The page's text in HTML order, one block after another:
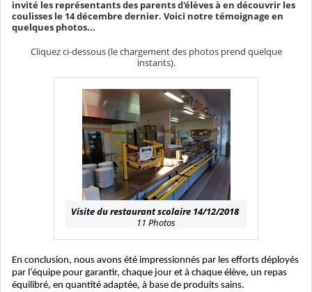
invité les représentants des parents d'élèves à en découvrir les
coulisses le 14 décembre dernier. Voici notre témoignage en
quelques photos...
Cliquez ci-dessous (le chargement des photos prend quelque
instants).
Visite du restaurant scolaire 14/12/2018
11 Photos
En conclusion, nous avons été impressionnés par les efforts déployés
par l’équipe pour garantir, chaque jour et à chaque élève, un repas
équilibré, en quantité adaptée, à base de produits sains.